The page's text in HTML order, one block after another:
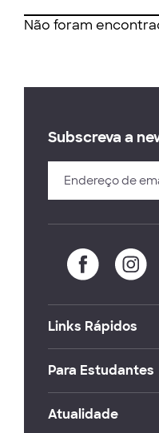
Não foram
Subscreva a
Links Rápidos
Para Estudantes
Atualidade